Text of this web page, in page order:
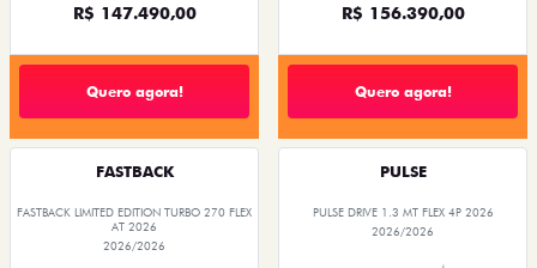
R$ 147.490,00
Quero agora!
R$ 156.390,00
Quero agora!
FASTBACK
FASTBACK LIMITED EDITION TURBO 270 FLEX
AT 2026
2026/2026
PULSE
PULSE DRIVE 1.3 MT FLEX 4P 2026
2026/2026